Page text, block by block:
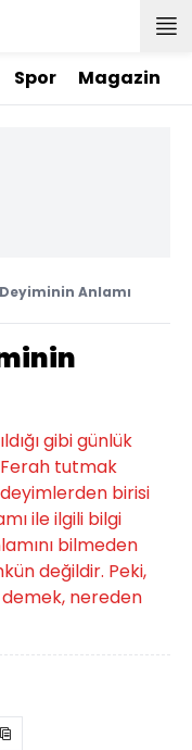
Spor Magazin
Anlamı
gibi günlük
tutmak
birisi
ile ilgili bilgi
bilmeden
değildir. Peki,
nereden